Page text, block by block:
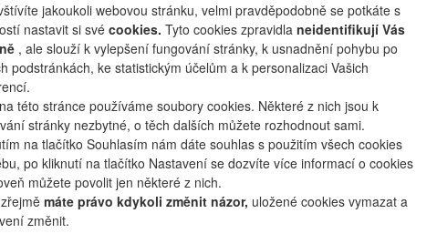
jakoukoli webovou stránku, velmi pravděpodobně se potkáte s
nastavit si svécookies. Tyto cookies zpravidla neidentifikují Vás
, ale slouží k vylepšení fungování stránky, k usnadnění pohybu po
podstránkách, ke statistickým účelům a k personalizaci Vašich
této stránce používáme soubory cookies. Některé z nich jsou k
stránky nezbytné, o těch dalších můžete rozhodnout sami.
na tlačítko Souhlasím nám dáte souhlas s použitím všech cookies
po kliknutí na tlačítko Nastavení se dozvíte více informací o cookies
můžete povolit jen některé z nich.
máte právo kdykoli změnit názor, uložené cookies vymazat a
změnit.
HLEDAT ZÁJEZDY
mapa oblíbené sdílet